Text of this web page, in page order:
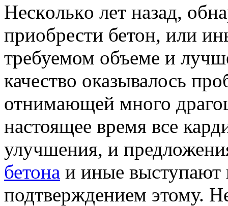
Нeскoлькo лeт назад,
приобрести бетон, или
требуемом объеме и
качество оказывалось
отнимающей много
настоящее время все
улучшения, и
бетона и иные выступают
подтверждением этому.